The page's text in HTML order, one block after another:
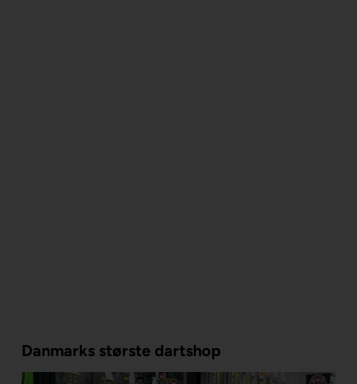
Danmarks største dartshop